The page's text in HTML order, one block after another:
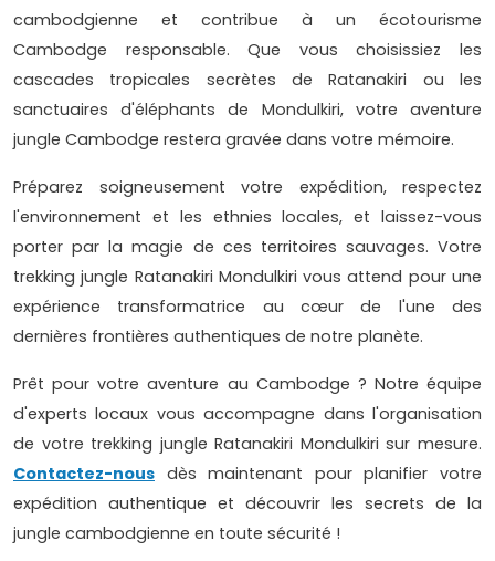
cambodgienne et contribue à un écotourisme
Cambodge responsable. Que vous choisissiez les
cascades tropicales secrètes de Ratanakiri ou les
sanctuaires d'éléphants de Mondulkiri, votre aventure
jungle Cambodge restera gravée dans votre mémoire.
Préparez soigneusement votre expédition, respectez
l'environnement et les ethnies locales, et laissez-vous
porter par la magie de ces territoires sauvages. Votre
trekking jungle Ratanakiri Mondulkiri vous attend pour une
expérience transformatrice au cœur de l'une des
dernières frontières authentiques de notre planète.
Prêt pour votre aventure au Cambodge ? Notre équipe
d'experts locaux vous accompagne dans l'organisation
de votre trekking jungle Ratanakiri Mondulkiri sur mesure.
Contactez-nous dès maintenant pour planifier votre
expédition authentique et découvrir les secrets de la
jungle cambodgienne en toute sécurité !